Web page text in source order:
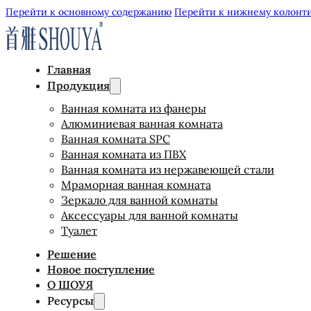
Перейти к основному содержанию Перейти к нижнему
Главная
Продукция
Ванная комната из фанеры
Алюминиевая ванная комната
Ванная комната SPC
Ванная комната из ПВХ
Ванная комната из нержавеющей стали
Мраморная ванная комната
Зеркало для ванной комнаты
Аксессуары для ванной комнаты
Туалет
Решение
Новое поступление
О ШОУЯ
Ресурсы